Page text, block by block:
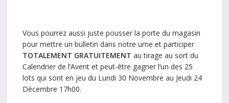
Vous pourrez aussi juste pousser la porte du magasin
pour mettre un bulletin dans notre urne et participer
TOTALEMENT GRATUITEMENT au tirage au sort du
Calendrier de l’Avent et peut-être gagner l’un des 25
lots qui sont en jeu du Lundi 30 Novembre au Jeudi 24
Décembre 17h00.